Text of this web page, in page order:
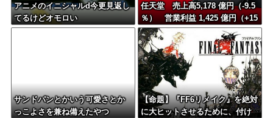
アニメのイニシャルd今更見返し
てるけどオモロい
任天堂 売上高5,178 億円（-9.5
％） 営業利益 1,425 億円（+15
0.5 %）
サンドパンとかいう可愛さとか
っこよさを兼ね備えたやつ
【命題】『FF6リメイク』を絶対
に大ヒットさせるために、付け